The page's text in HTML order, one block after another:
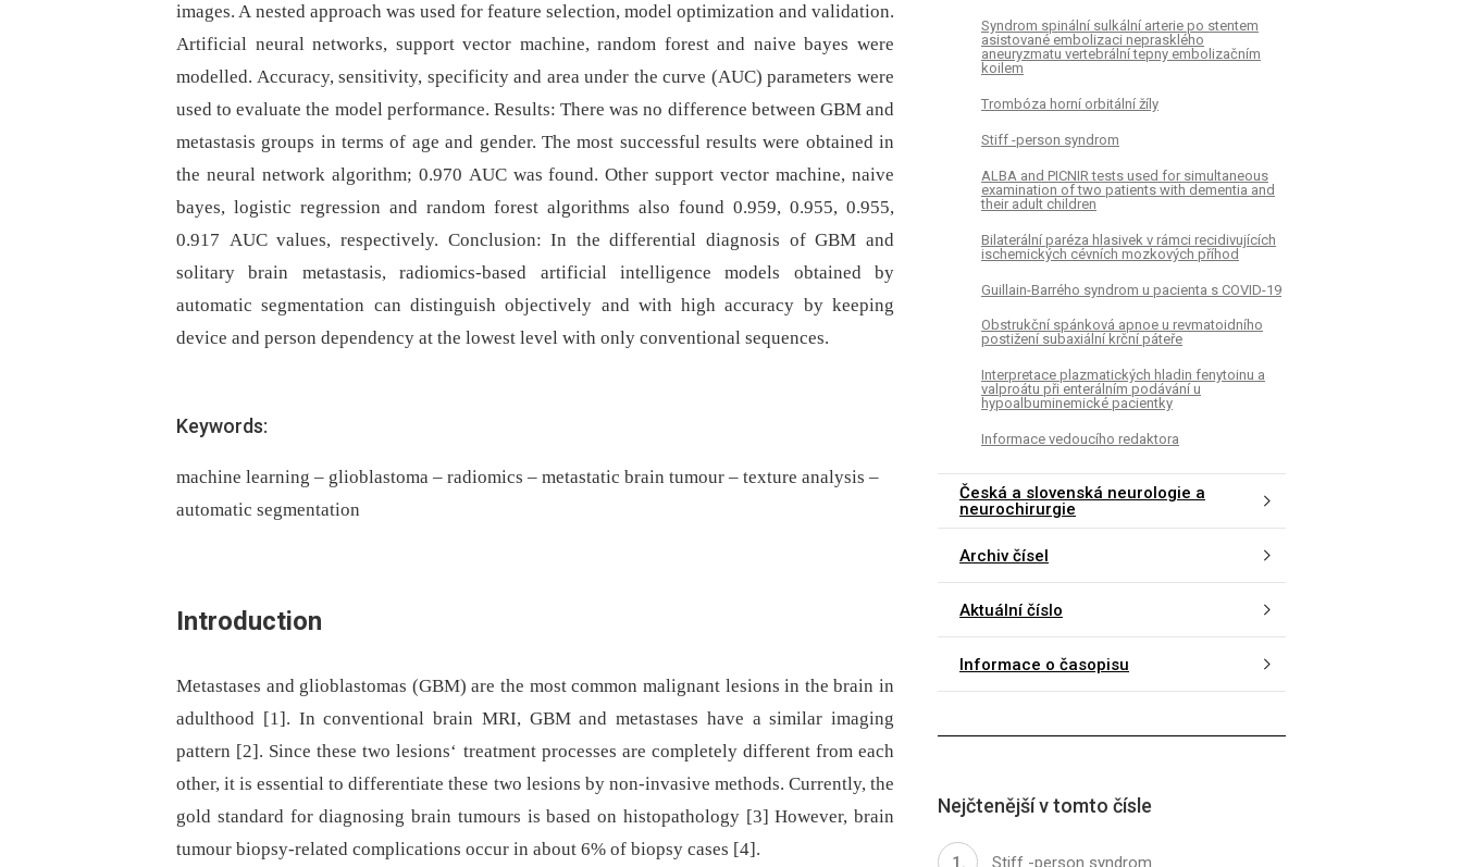
images. A nested approach was used for feature selection, model optimization and validation.
Artificial neural networks, support vector machine, random forest and naive bayes were
modelled. Accuracy, sensitivity, specificity and area under the curve (AUC) parameters were
used to evaluate the model performance. Results: There was no difference between GBM and
metastasis groups in terms of age and gender. The most successful results were obtained in
the neural network algorithm; 0.970 AUC was found. Other support vector machine, naive
bayes, logistic regression and random forest algorithms also found 0.959, 0.955, 0.955,
0.917 AUC values, respectively. Conclusion: In the differential dia­gnosis of GBM and
solitary brain metastasis, radiomics-based artificial intelligence models obtained by
automatic segmentation can distinguish objectively and with high accuracy by keeping
device and person dependency at the lowest level with only conventional sequences.
Keywords:
machine learning – glioblastoma – radiomics – metastatic brain tumour – texture analysis –
automatic segmentation
Introduction
Metastases and glioblastomas (GBM) are the most common malignant lesions in the brain in
adulthood [1]. In conventional brain MRI, GBM and metastases have a similar imaging
pattern [2]. Since these two lesions‘ treatment processes are completely different from each
other, it is essential to differentiate these two lesions by non-invasive methods. Currently, the
gold standard for dia­gnosing brain tumours is based on histopathology [3] However, brain
tumour bio­psy-related complications occur in about 6% of bio­psy cases [4].
Syndrom spinální sulkální arterie po stentem
asistované embolizaci neprasklého
aneuryzmatu vertebrální tepny embolizačním
koilem
Trombóza horní orbitální žíly
Stiff -person syndrom
ALBA and PICNIR tests used for simultaneous
examination of two patients with dementia and
their adult children
Bilaterální paréza hlasivek v rámci recidivujících
ischemických cévních mozkových příhod
Guillain-Barrého syndrom u pacienta s COVID-19
Obstrukční spánková apnoe u revmatoidního
postižení subaxiální krční páteře
Interpretace plazmatických hladin fenytoinu a
valproátu při enterálním podávání u
hypoalbuminemické pacientky
Informace vedoucího redaktora
Česká a slovenská neurologie a
neurochirurgie
Archiv čísel
Aktuální číslo
Informace o časopisu
Nejčtenější v tomto čísle
Stiff -person syndrom